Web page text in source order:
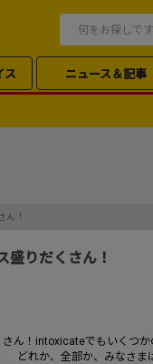
ス ニュース＆記事
ん！
盛りだくさん！
ん！intoxicateでもいくつ
どれか、全部か、みなさま